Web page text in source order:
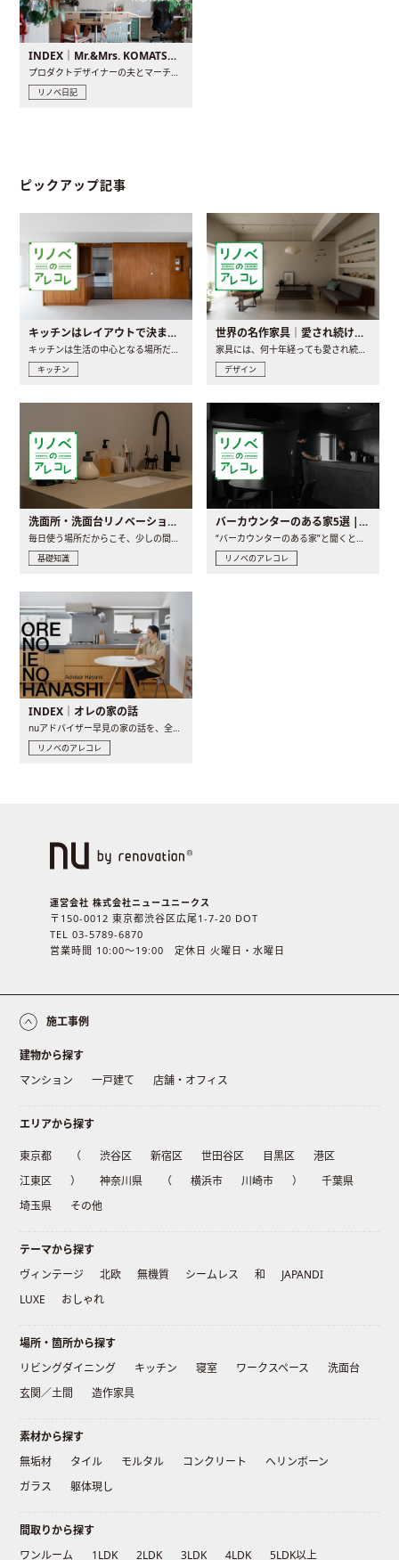
INDEX｜Mr.&Mrs. KOMATSU renovation diary
プロダクトデザイナーの夫とマーチャンダイザーの妻が、夫婦で..
リノベ日記
ピックアップ記事
キッチンはレイアウトで決まる。後悔しないための考え方と選び方
キッチンは生活の中心となる場所だからこそ、家の中のどこに置..
キッチン
世界の名作家具｜愛され続ける理由と一生モノとの出会い方
家具には、何十年経っても愛され続ける「名作」と呼ばれるもの..
デザイン
洗面所・洗面台リノベーションの事例と間取りアイデア
毎日使う場所だからこそ、少しの間取りの工夫や素材の選び方で..
基礎知識
バーカウンターのある家5選 | 日常に馴染む“距離の近い”キッチンとは
“バーカウンターのある家”と聞くと、少し特別な、大人のための..
リノベのアレコレ
INDEX｜オレの家の話
nuアドバイザー早見の家の話を、全4話でお届け。リノベーションを..
リノベのアレコレ
運営会社 株式会社ニューユニークス
〒150-0012 東京都渋谷区広尾1-7-20 DOT
TEL 03-5789-6870
営業時間 10:00〜19:00 定休日 火曜日・水曜日
施工事例
建物から探す
マンション
一戸建て 店舗・オフィス
エリアから探す
東京都 （ 渋谷区 新宿区 世田谷区 目黒区
港区
江東区
） 神奈川県 （ 横浜市 川崎市 ）
千葉県
埼玉県
その他
テーマから探す
ヴィンテージ
北欧 無機質 シームレス 和
JAPANDI
LUXE
おしゃれ
場所・箇所から探す
リビングダイニング
キッチン 寝室 ワークスペース
洗面台
玄関／土間
造作家具
素材から探す
無垢材
タイル モルタル コンクリート
ヘリンボーン
ガラス
躯体現し
間取りから探す
ワンルーム
1LDK 2LDK 3LDK 4LDK 5LDK以上